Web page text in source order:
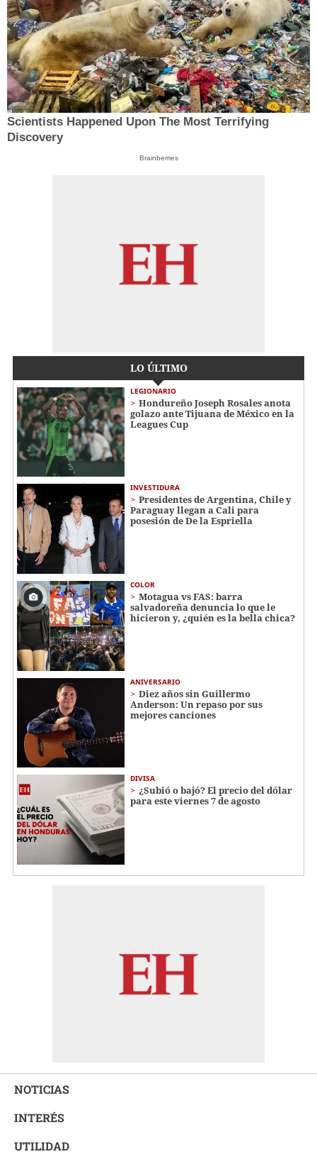
Scientists Happened Upon The Most Terrifying
Discovery
Brainberries
LO ÚLTIMO
LEGIONARIO
Hondureño Joseph Rosales anota
golazo ante Tijuana de México en la
Leagues Cup
INVESTIDURA
Presidentes de Argentina, Chile y
Paraguay llegan a Cali para
posesión de De la Espriella
COLOR
Motagua vs FAS: barra
salvadoreña denuncia lo que le
hicieron y, ¿quién es la bella chica?
ANIVERSARIO
Diez años sin Guillermo
Anderson: Un repaso por sus
mejores canciones
DIVISA
¿Subió o bajó? El precio del dólar
para este viernes 7 de agosto
NOTICIAS
INTERÉS
UTILIDAD